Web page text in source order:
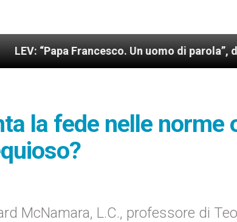
Francesco. Un uomo di parola”, dietro le
la fede nelle norme
McNamara, L.C., professore di